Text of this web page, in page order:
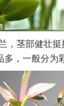
茎部健壮挺
，一般分为